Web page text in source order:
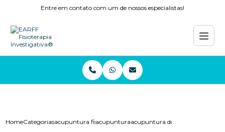
Entre em contato com um de nossos especialistas!
HomeCategoriasacupuntura fisioterapia
acupunturaacupuntura dor clinica vila